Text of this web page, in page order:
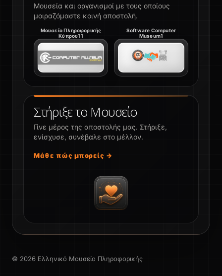
Μουσεία και οργανισμοί με τους οποίους
μοιραζόμαστε κοινή αποστολή.
Μουσείο Πληροφορικής
Κύπρου11
Software Computer
Museum1
Στήριξε το Μουσείο
Γίνε μέρος της αποστολής μας. Στήριξε,
ενίσχυσε, συνέβαλε στο μέλλον.
Μάθε πώς μπορείς →
© 2026 Ελληνικό Μουσείο Πληροφορικής